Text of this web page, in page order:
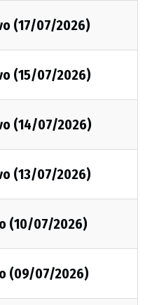
(17/07/2026)
(15/07/2026)
(14/07/2026)
(13/07/2026)
(10/07/2026)
(09/07/2026)